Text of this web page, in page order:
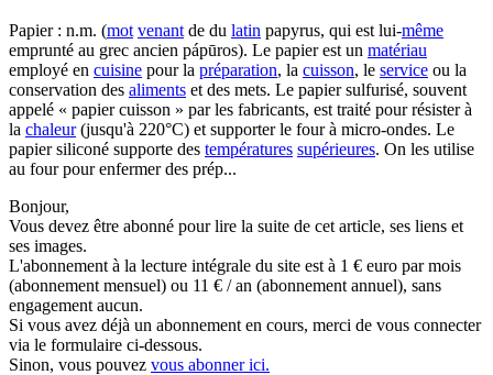
Papier : n.m. (mot venant de du latin papyrus, qui est lui-même
emprunté au grec ancien pápūros). Le papier est un matériau
employé en cuisine pour la préparation, la cuisson, le service ou la
conservation des aliments et des mets. Le papier sulfurisé, souvent
appelé « papier cuisson » par les fabricants, est traité pour résister à
la chaleur(jusqu'à 220°C) et supporter le four à micro-ondes. Le
papier siliconé supporte des températures supérieures. On les utilise
au four pour enfermer des prép...
Bonjour,
Vous devez être abonné pour lire la suite de cet article, ses liens et
ses images.
L'abonnement à la lecture intégrale du site est à 1 € euro par mois
(abonnement mensuel) ou 11 € / an (abonnement annuel), sans
engagement aucun.
Si vous avez déjà un abonnement en cours, merci de vous connecter
via le formulaire ci-dessous.
Sinon, vous pouvez vous abonner ici.